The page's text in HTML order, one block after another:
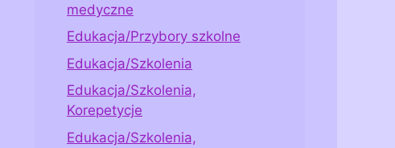
medyczne
Edukacja/Przybory szkolne
Edukacja/Szkolenia
Edukacja/Szkolenia,
Korepetycje
Edukacja/Szkolenia,